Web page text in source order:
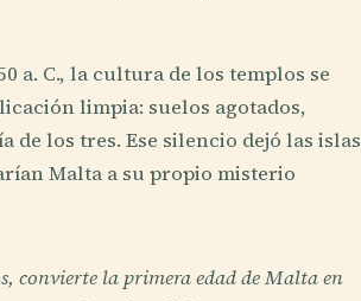
a. C., la cultura de los templos se
limpia: suelos agotados,
los tres. Ese silencio dejó las islas
Malta a su propio misterio
convierte la primera edad de Malta en